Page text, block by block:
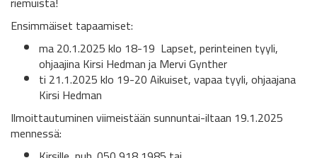
Ensimmäiset tapaamiset:
ma 20.1.2025 klo 18-19 Lapset, perinteinen tyyli,
ohjaajina Kirsi Hedman ja Mervi Gynther
ti 21.1.2025 klo 19-20 Aikuiset, vapaa tyyli, ohjaajana
Kirsi Hedman
Ilmoittautuminen viimeistään sunnuntai-iltaan 19.1.2025
mennessä: